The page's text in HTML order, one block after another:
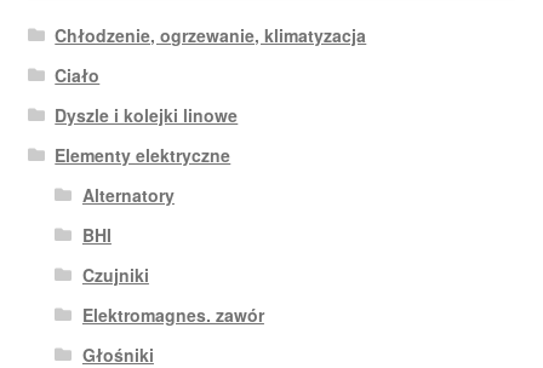
Chłodzenie, ogrzewanie, klimatyzacja
Ciało
Dyszle i kolejki linowe
Elementy elektryczne
Alternatory
BHI
Czujniki
Elektromagnes. zawór
Głośniki